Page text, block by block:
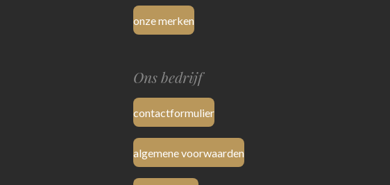
onze merken
Ons bedrijf
contactformulier
algemene voorwaarden